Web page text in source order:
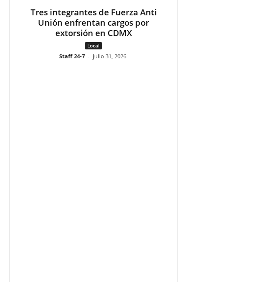
Tres integrantes de Fuerza Anti
Unión enfrentan cargos por
extorsión en CDMX
Local
Staff 24-7 - julio 31, 2026